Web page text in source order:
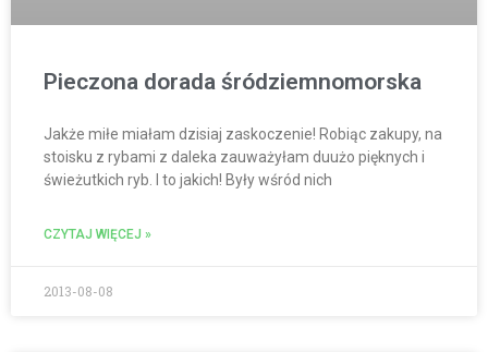
Pieczona dorada śródziemnomorska
Jakże miłe miałam dzisiaj zaskoczenie! Robiąc zakupy, na
stoisku z rybami z daleka zauważyłam duużo pięknych i
świeżutkich ryb. I to jakich! Były wśród nich
CZYTAJ WIĘCEJ »
2013-08-08